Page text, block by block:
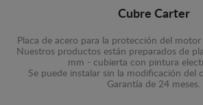
Cubre Carter
Placa de acero para la protección del motor
Nuestros productos están preparados de
mm - cubierta con pintura
Se puede instalar sin la modificación del
Garantía de 24 meses.